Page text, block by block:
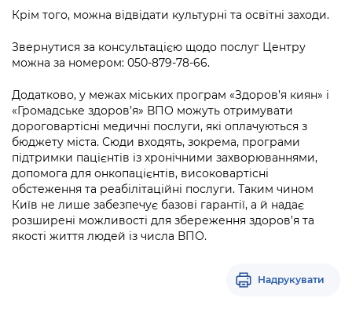
Крім того, можна відвідати культурні та освітні заходи.
Звернутися за консультацією щодо послуг Центру
можна за номером: 050-879-78-66.
Додатково, у межах міських програм «Здоров’я киян» і
«Громадське здоров’я» ВПО можуть отримувати
дороговартісні медичні послуги, які оплачуються з
бюджету міста. Сюди входять, зокрема, програми
підтримки пацієнтів із хронічними захворюваннями,
допомога для онкопацієнтів, високовартісні
обстеження та реабілітаційні послуги. Таким чином
Київ не лише забезпечує базові гарантії, а й надає
розширені можливості для збереження здоров’я та
якості життя людей із числа ВПО.
Надрукувати